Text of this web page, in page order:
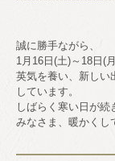
誠に勝手ながら、
1月16日(土)～18日(
英気を養い、新しい
しています。
しばらく寒い日が続
みなさま、暖かくし